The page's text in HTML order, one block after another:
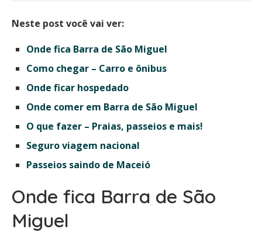
Neste post você vai ver:
Onde fica Barra de São Miguel
Como chegar – Carro e ônibus
Onde ficar hospedado
Onde comer em Barra de São Miguel
O que fazer – Praias, passeios e mais!
Seguro viagem nacional
Passeios saindo de Maceió
Onde fica Barra de São
Miguel